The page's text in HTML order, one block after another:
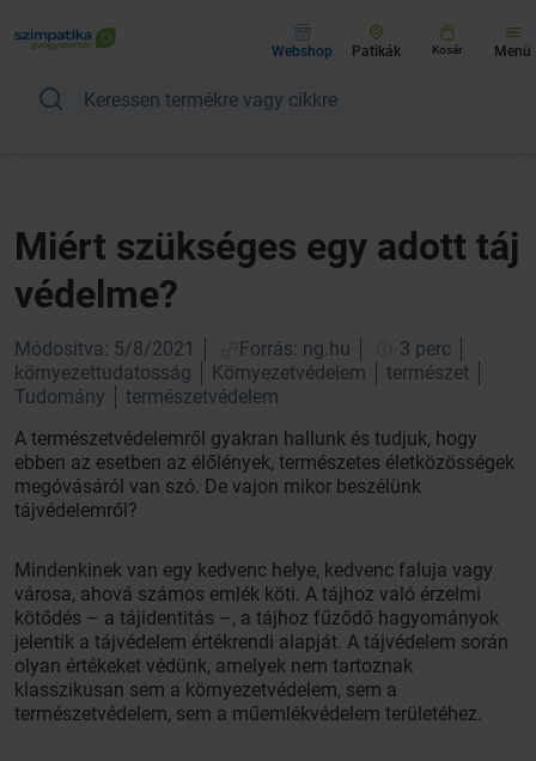
Webshop Patikák Kosár Menü
Miért szükséges egy adott táj
védelme?
Módosítva: 5/8/2021 Forrás: ng.hu
3 perc
környezettudatosság
Környezetvédelem
természet
Tudomány
természetvédelem
A természetvédelemről gyakran hallunk és tudjuk, hogy
ebben az esetben az élőlények, természetes életközösségek
megóvásáról van szó. De vajon mikor beszélünk
tájvédelemről?
Mindenkinek van egy kedvenc helye, kedvenc faluja vagy
városa, ahová számos emlék köti. A tájhoz való érzelmi
kötődés – a tájidentitás –, a tájhoz fűződő hagyományok
jelentik a tájvédelem értékrendi alapját. A tájvédelem során
olyan értékeket védünk, amelyek nem tartoznak
klasszikusan sem a környezetvédelem, sem a
természetvédelem, sem a műemlékvédelem területéhez.